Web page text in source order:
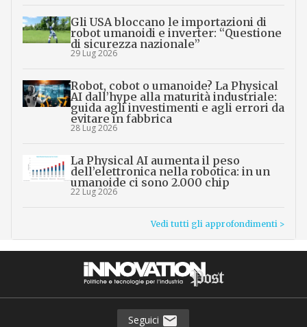
Gli USA bloccano le importazioni di
robot umanoidi e inverter: “Questione
di sicurezza nazionale”
29 Lug 2026
Robot, cobot o umanoide? La Physical
AI dall’hype alla maturità industriale:
guida agli investimenti e agli errori da
evitare in fabbrica
28 Lug 2026
La Physical AI aumenta il peso
dell’elettronica nella robotica: in un
umanoide ci sono 2.000 chip
22 Lug 2026
Vedi tutti gli approfondimenti >
Seguici